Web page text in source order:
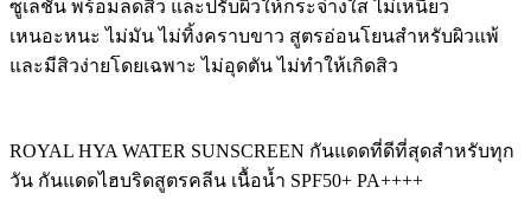
ซูเลชั่น พร้อมลดสิว และปรับผิวให้กระจ่างใส ไม่เหนียว
เหนอะหนะ ไม่มัน ไม่ทิ้งคราบขาว สูตรอ่อนโยนสำหรับผิวแพ้
และมีสิวง่ายโดยเฉพาะ ไม่อุดตัน ไม่ทำให้เกิดสิว
ROYAL HYA WATER SUNSCREEN กันแดดที่ดีที่สุดสำหรับทุก
วัน กันแดดไฮบริดสูตรคลีน เนื้อน้ำ SPF50+ PA++++